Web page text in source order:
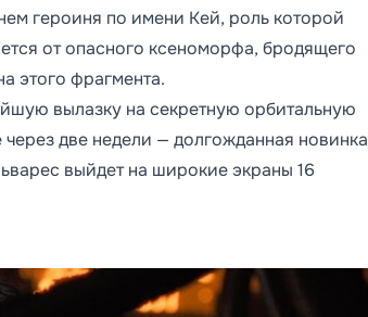
героиня по имени Кей, роль которой
от опасного ксеноморфа, бродящего
этого фрагмента.
вылазку на секретную орбитальную
две недели — долгожданная новинка
выйдет на широкие экраны 16